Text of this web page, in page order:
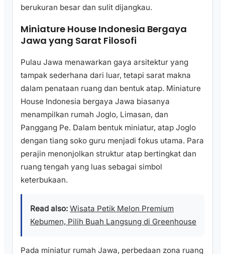
berukuran besar dan sulit dijangkau.
Miniature House Indonesia Bergaya
Jawa yang Sarat Filosofi
Pulau Jawa menawarkan gaya arsitektur yang
tampak sederhana dari luar, tetapi sarat makna
dalam penataan ruang dan bentuk atap. Miniature
House Indonesia bergaya Jawa biasanya
menampilkan rumah Joglo, Limasan, dan
Panggang Pe. Dalam bentuk miniatur, atap Joglo
dengan tiang soko guru menjadi fokus utama. Para
perajin menonjolkan struktur atap bertingkat dan
ruang tengah yang luas sebagai simbol
keterbukaan.
Read also: Wisata Petik Melon Premium
Kebumen, Pilih Buah Langsung di Greenhouse
Pada miniatur rumah Jawa, perbedaan zona ruang